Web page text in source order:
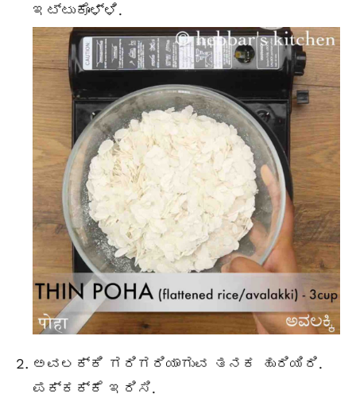
ಇಟ್ಟುಕೊಳ್ಳಿ.
ಅವಲಕ್ಕಿ ಗರಿಗರಿಯಾಗುವ ತನಕ ಹುರಿಯಿರಿ.
ಪಕ್ಕಕ್ಕೆ ಇರಿಸಿ.